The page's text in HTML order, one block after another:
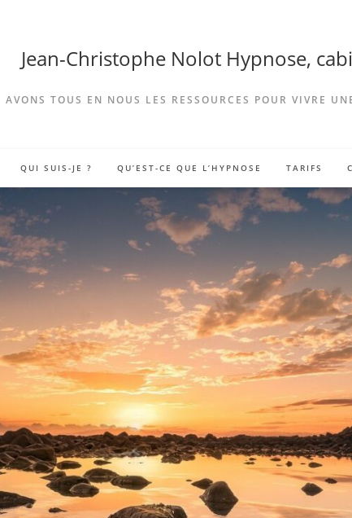
Jean-Christophe Nolot Hypnose,
AVONS TOUS EN NOUS LES RESSOURCES POUR VIVRE
QUI SUIS-JE ? QU’EST-CE QUE L’HYPNOSE TARIFS